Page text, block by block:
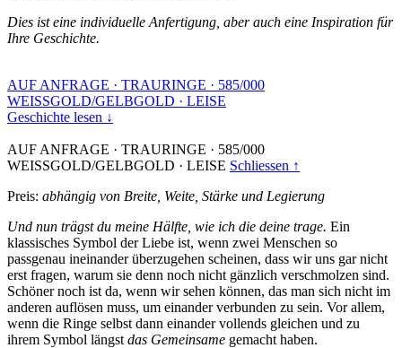
Dies ist eine individuelle Anfertigung, aber auch eine Inspiration für
Ihre Geschichte.
AUF ANFRAGE · TRAURINGE · 585/000
WEISSGOLD/GELBGOLD · LEISE
Geschichte lesen ↓
AUF ANFRAGE · TRAURINGE · 585/000
WEISSGOLD/GELBGOLD · LEISE Schliessen ↑
Preis: abhängig von Breite, Weite, Stärke und Legierung
Und nun trägst du meine Hälfte, wie ich die deine trage. Ein
klassisches Symbol der Liebe ist, wenn zwei Menschen so
passgenau ineinander überzugehen scheinen, dass wir uns gar nicht
erst fragen, warum sie denn noch nicht gänzlich verschmolzen sind.
Schöner noch ist da, wenn wir sehen können, das man sich nicht im
anderen auflösen muss, um einander verbunden zu sein. Vor allem,
wenn die Ringe selbst dann einander vollends gleichen und zu
ihrem Symbol längst das Gemeinsame gemacht haben.